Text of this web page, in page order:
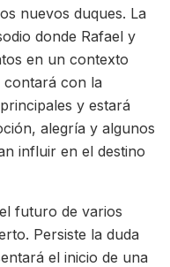
nuevos duques. La
donde Rafael y
en un contexto
contará con la
y estará
alegría y algunos
influir en el destino
futuro de varios
Persiste la duda
el inicio de una